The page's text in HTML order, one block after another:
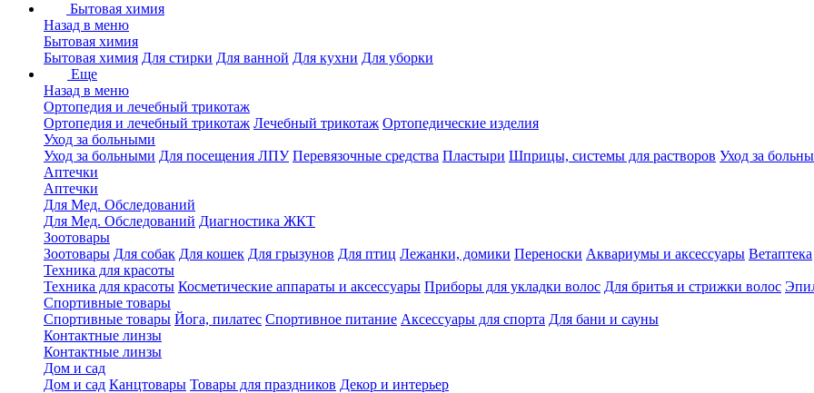
Бытовая химия
Назад в меню
Бытовая химия
Бытовая химия Для стирки Для ванной Для кухни Для уборки
Еще
Назад в меню
Ортопедия и лечебный трикотаж
Ортопедия и лечебный трикотаж Лечебный трикотаж Ортопедические изделия
Уход за больными
Уход за больными Для посещения ЛПУ Перевязочные средства Пластыри Шприцы, системы для растворов Уход за
Аптечки
Аптечки
Для Мед. Обследований
Для Мед. Обследований Диагностика ЖКТ
Зоотовары
Зоотовары Для собак Для кошек Для грызунов Для птиц Лежанки, домики Переноски Аквариумы и аксессуары Ветаптека
Техника для красоты
Техника для красоты Косметические аппараты и аксессуары Приборы для укладки волос Для бритья и стрижки волос
Спортивные товары
Спортивные товары Йога, пилатес Спортивное питание Аксессуары для спорта Для бани и сауны
Контактные линзы
Контактные линзы
Дом и сад
Дом и сад Канцтовары Товары для праздников Декор и интерьер